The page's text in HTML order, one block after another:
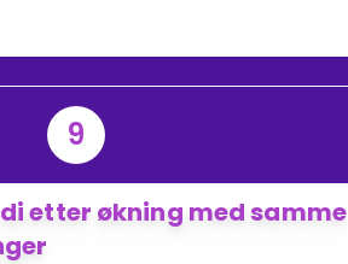
9
etter økning med samme